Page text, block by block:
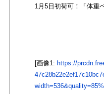
1月5日初荷可！「体重
[画像1: https://